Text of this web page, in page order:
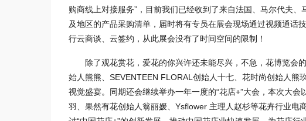
购商线上对接服务”，目前我们已经收到了来自法国、马尔代夫
及地区的产品采购清单，届时将有专员在展会现场通过视频通话
行云商谈、云签约，从此展会没有了时间空间的限制！
除了观花赏花，爱花的你兴许还未能尽兴，不急，花博览
始人熊熊、SEVENTEEN FLORAL创始人十七、花时尚创始人
视觉盛宴。同期还会继续举办一年一度的“花店+”大会，本次大
羽、果然有花创始人翁丽媛、Ysflower 主理人赵杉等花卉行业